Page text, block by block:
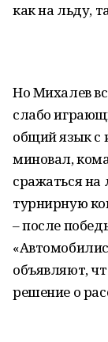
как на льду,
Но Михалев
слабо
общий язык с
миновал,
сражаться
турнирную
– после
объявляют,
решение о